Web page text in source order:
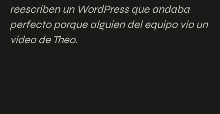
reescriben un WordPress que andaba
perfecto porque alguien del equipo vio un
video de Theo.